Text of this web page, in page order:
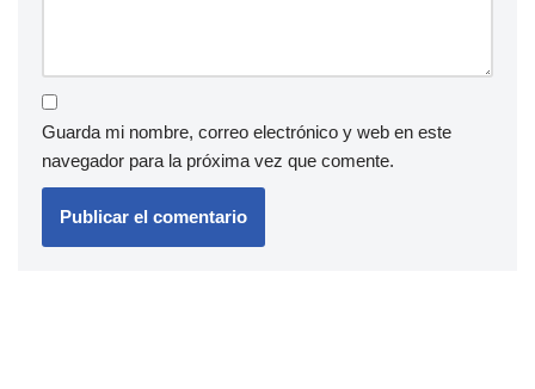
Guarda mi nombre, correo electrónico y web en este
navegador para la próxima vez que comente.